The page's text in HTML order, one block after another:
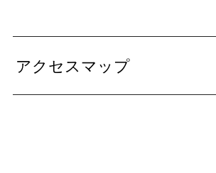
アクセスマップ